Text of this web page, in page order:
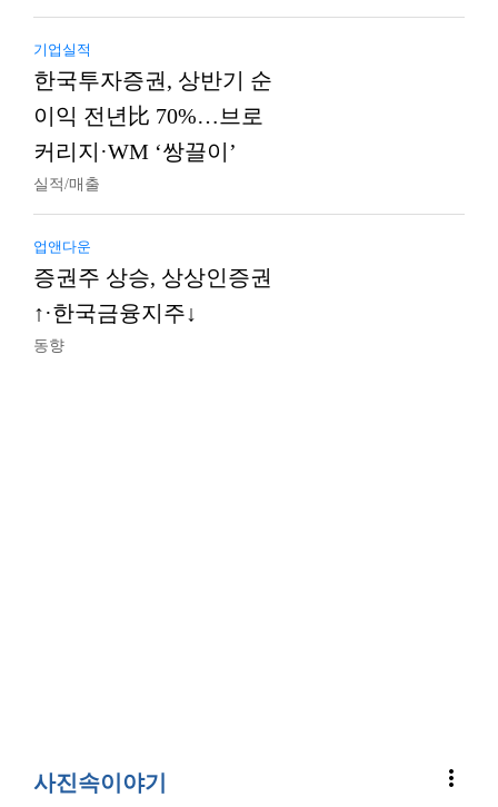
기업실적
한국투자증권, 상반기 순
이익 전년比 70%…브로
커리지·WM ‘쌍끌이’
실적/매출
업앤다운
증권주 상승, 상상인증권
↑·한국금융지주↓
동향
사진속이야기 more_vert